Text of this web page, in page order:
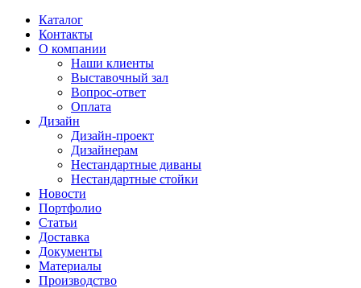
Каталог
Контакты
О компании
Наши клиенты
Выставочный зал
Вопрос-ответ
Оплата
Дизайн
Дизайн-проект
Дизайнерам
Нестандартные диваны
Нестандартные стойки
Новости
Портфолио
Статьи
Доставка
Документы
Материалы
Производство